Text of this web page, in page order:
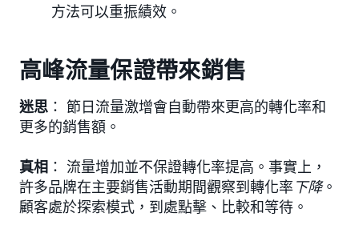
方法可以重振績效。
高峰流量保證帶來銷售
迷思 ： 節日流量激增會自動帶來更高的轉化率和
更多的銷售額。
真相 ： 流量增加並不保證轉化率提高。事實上，
許多品牌在主要銷售活動期間觀察到轉化率 下降。
顧客處於探索模式，到處點擊、比較和等待。